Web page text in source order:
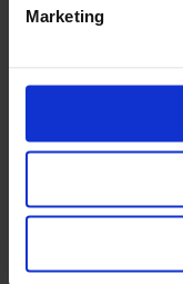
Marketing
Om Yarn Every
Mandag –
Copyright © 2022.